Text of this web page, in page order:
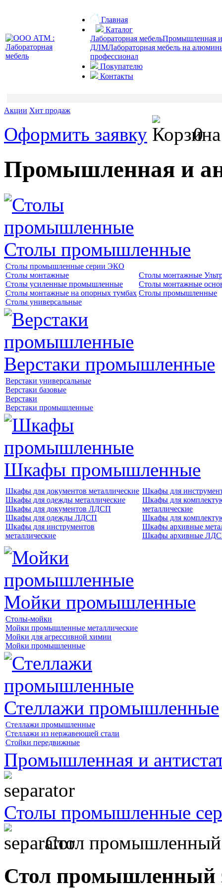
Главная
Каталог
Лабораторная мебельПромышленная и
ДЛМЛабораторная мебель на
профессионал
Покупателю
Контакты
Акции Хит продаж
Оформить заявку 0
Промышленная и
Столы промышленные
Столы промышленные серии ЭКО
Столы монтажные
Столы усиленные промышленные
Столы монтажные на опорных тумбах
Столы универсальные
Столы монтажные
Столы монтажные
Столы промышленные
Верстаки промышленные
Верстаки универсальные
Верстаки базовые
Верстаки
Верстаки промышленные
Шкафы промышленные
Шкафы для документов металлические
Шкафы для одежды металлические
Шкафы для документов ЛДСП
Шкафы для одежды ЛДСП
Шкафы для инструментов
металлические
Шкафы для
Шкафы для
металлические
Шкафы для
Шкафы архивные
Шкафы архивные
Мойки промышленные
Столы-мойки
Мойки промышленные металлические
Мойки для агрессивной химии
Мойки промышленные
Стеллажи промышленные
Стеллажи промышленные
Стеллажи из нержавеющей стали
Стойки передвижные
Промышленная и
Столы промышленные
Стол
Стол